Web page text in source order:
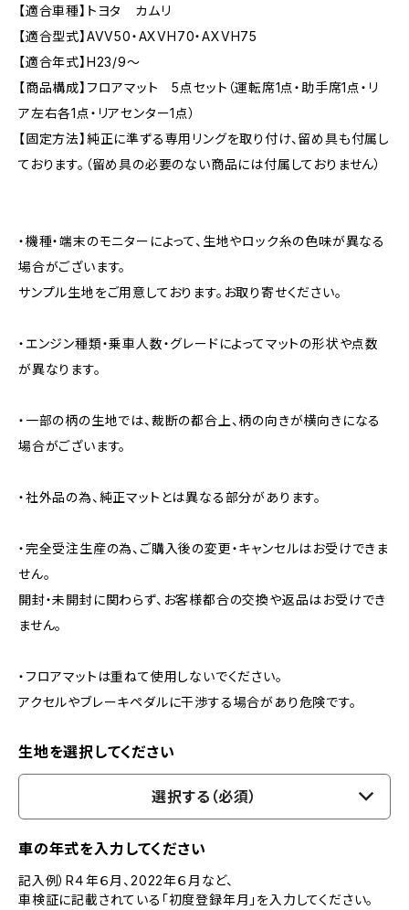
【適合車種】トヨタ カムリ
【適合型式】AVV50・AXVH70・AXVH75
【適合年式】H23/9〜
【商品構成】フロアマット 5点セット（運転席1点・助手席1点・リ
ア左右各1点・リアセンター1点）
【固定方法】純正に準ずる専用リングを取り付け、留め具も付属し
ております。（留め具の必要のない商品には付属しておりません）
・機種・端末のモニターによって、生地やロック糸の色味が異なる
場合がございます。
サンプル生地をご用意しております。お取り寄せください。
・エンジン種類・乗車人数・グレードによってマットの形状や点数
が異なります。
・一部の柄の生地では、裁断の都合上、柄の向きが横向きになる
場合がございます。
・社外品の為、純正マットとは異なる部分があります。
・完全受注生産の為、ご購入後の変更・キャンセルはお受けできま
せん。
開封・未開封に関わらず、お客様都合の交換や返品はお受けでき
ません。
・フロアマットは重ねて使用しないでください。
アクセルやブレーキペダルに干渉する場合があり危険です。
生地を選択してください
選択する（必須）
車の年式を入力してください
記入例）R４年６月、2022年６月など、
車検証に記載されている「初度登録年月」を入力してください。